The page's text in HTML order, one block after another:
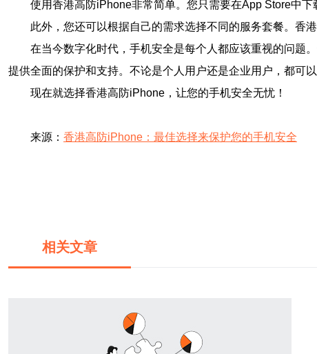
使用香港高防iPhone非常简单。您只需要在App Store中
此外，您还可以根据自己的需求选择不同的服务套餐。香
在当今数字化时代，手机安全是每个人都应该重视的问题
提供全面的保护和支持。不论是个人用户还是企业用户，都可以
现在就选择香港高防iPhone，让您的手机安全无忧！
来源： 香港高防iPhone：最佳选择来保护您的手机安全
相关文章